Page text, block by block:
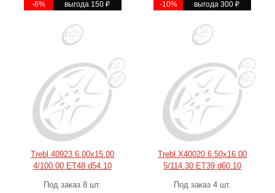
-6% выгода 150₽ -10% выгода 300₽
Trebl 40923 6.00x15.00
4/100.00 ET48 d54.10
Под заказ 8 шт.
Trebl X40020 6.50x16.00
5/114.30 ET39 d60.10
Под заказ 4 шт.